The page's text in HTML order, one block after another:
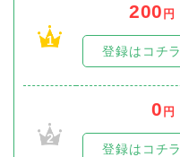
1
200 円
登録はコチラ
2
0 円
登録はコチラ